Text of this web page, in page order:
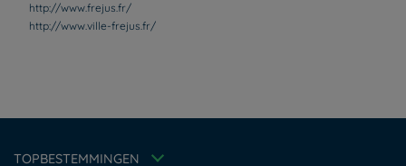
http://www.frejus.fr/
http://www.ville-frejus.fr/
TOPBESTEMMINGEN
Hotels in Parijs
Cookiebeleid